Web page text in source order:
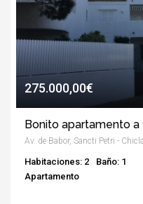
275.000,00€
Habitaciones: 2
Baño: 1
Apartamento